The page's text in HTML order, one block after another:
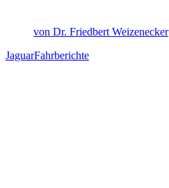
von Dr. Friedbert Weizenecker
JaguarFahrberichte